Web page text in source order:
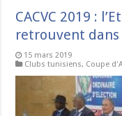
CACVC 2019 :
retrouvent
15 mars 2019
Clubs tunisiens, Coupe